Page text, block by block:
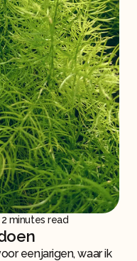
2 minutes read
eenjarigen, waar ik